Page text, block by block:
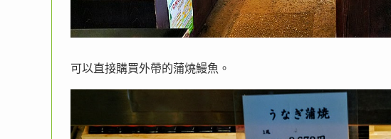
可以直接購買外帶的蒲燒鰻魚。